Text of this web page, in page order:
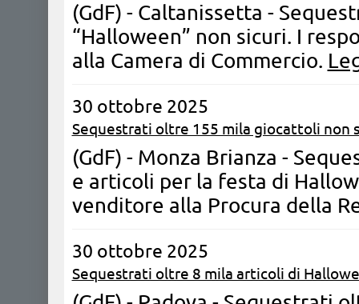
(GdF) - Caltanissetta -
“Halloween” non sicuri. I
alla Camera di Commercio.
30 ottobre 2025
Sequestrati oltre 155 mila giocattoli non
(GdF) - Monza Brianza -
e articoli per la festa di
venditore alla Procura della
30 ottobre 2025
Sequestrati oltre 8 mila articoli di